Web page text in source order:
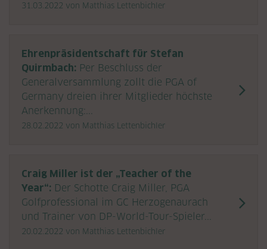
31.03.2022 von Matthias Lettenbichler
Ehrenpräsidentschaft für Stefan
Quirmbach: Per Beschluss der
Generalversammlung zollt die PGA of
Germany dreien ihrer Mitglieder höchste
Anerkennung:...
28.02.2022 von Matthias Lettenbichler
Craig Miller ist der „Teacher of the
Year“: Der Schotte Craig Miller, PGA
Golfprofessional im GC Herzogenaurach
und Trainer von DP-World-Tour-Spieler...
20.02.2022 von Matthias Lettenbichler